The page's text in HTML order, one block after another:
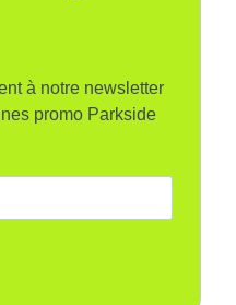
à notre newsletter
promo Parkside